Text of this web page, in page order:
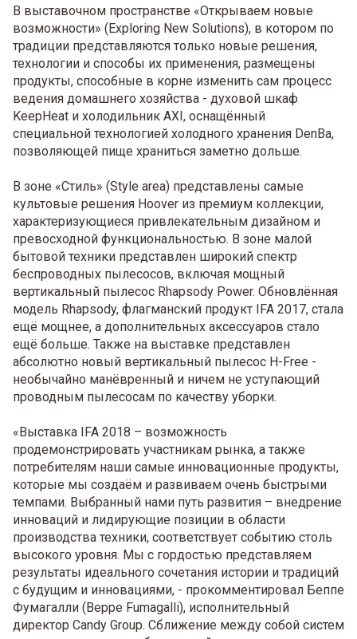
В выставочном пространстве «Открываем новые
возможности» (Exploring New Solutions), в котором по
традиции представляются только новые решения,
технологии и способы их применения, размещены
продукты, способные в корне изменить сам процесс
ведения домашнего хозяйства - духовой шкаф
KeepHeat и холодильник AXI, оснащённый
специальной технологией холодного хранения DenBa,
позволяющей пище храниться заметно дольше.
В зоне «Стиль» (Style area) представлены самые
культовые решения Hoover из премиум коллекции,
характеризующиеся привлекательным дизайном и
превосходной функциональностью. В зоне малой
бытовой техники представлен широкий спектр
беспроводных пылесосов, включая мощный
вертикальный пылесос Rhapsody Power. Обновлённая
модель Rhapsody, флагманский продукт IFA 2017, стала
ещё мощнее, а дополнительных аксессуаров стало
ещё больше. Также на выставке представлен
абсолютно новый вертикальный пылесос H-Free -
необычайно манёвренный и ничем не уступающий
проводным пылесосам по качеству уборки.
«Выставка IFA 2018 – возможность
продемонстрировать участникам рынка, а также
потребителям наши самые инновационные продукты,
которые мы создаём и развиваем очень быстрыми
темпами. Выбранный нами путь развития – внедрение
инноваций и лидирующие позиции в области
производства техники, соответствует событию столь
высокого уровня. Мы с гордостью представляем
результаты идеального сочетания истории и традиций
с будущим и инновациями, - прокомментировал Беппе
Фумагалли (Beppe Fumagalli), исполнительный
директор Candy Group. Сближение между собой систем